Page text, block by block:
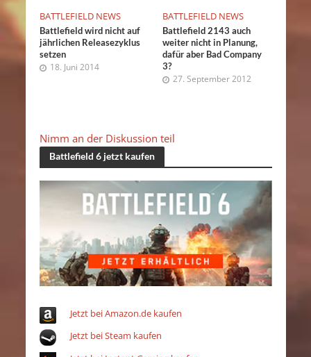
BATTLEFIELD NEWS
Battlefield wird nicht auf
jährlichen Releasezyklus
setzen
18. Juni 2014
BATTLEFIELD NEWS
Battlefield 2143 auch
weiter nicht in Planung,
dafür aber Bad Company
3?
27. September 2012
Nimm an der Diskussion teil
Battlefield 6 jetzt kaufen
Jetzt bei Amazon.de kaufen
Jetzt bei Steam kaufen